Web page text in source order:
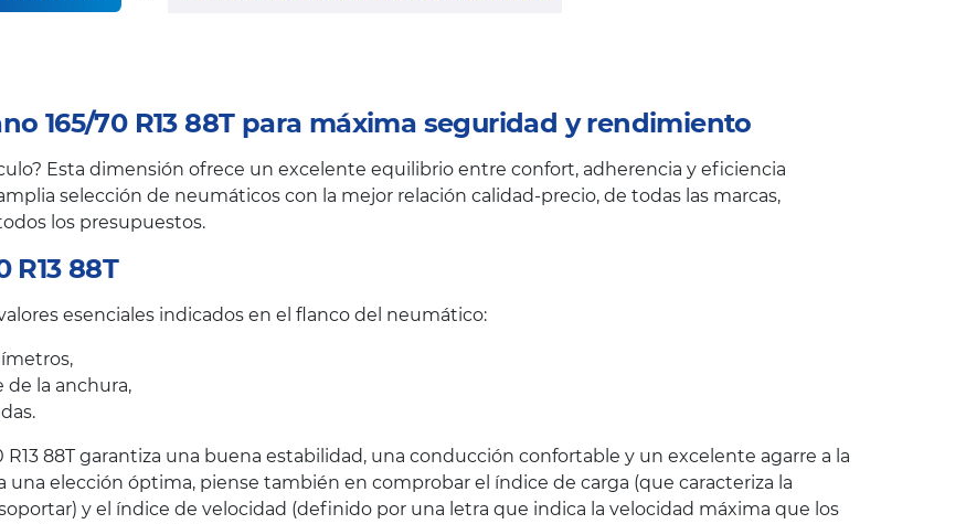
165/70 R13 88T para máxima seguridad y rendimiento
Esta dimensión ofrece un excelente equilibrio entre confort, adherencia y eficiencia
selección de neumáticos con la mejor relación calidad-precio, de todas las marcas,
los presupuestos.
88T
esenciales indicados en el flanco del neumático:
de la anchura,
88T garantiza una buena estabilidad, una conducción confortable y un excelente agarre a la
una elección óptima, piense también en comprobar el índice de carga (que caracteriza la
y el índice de velocidad (definido por una letra que indica la velocidad máxima que los